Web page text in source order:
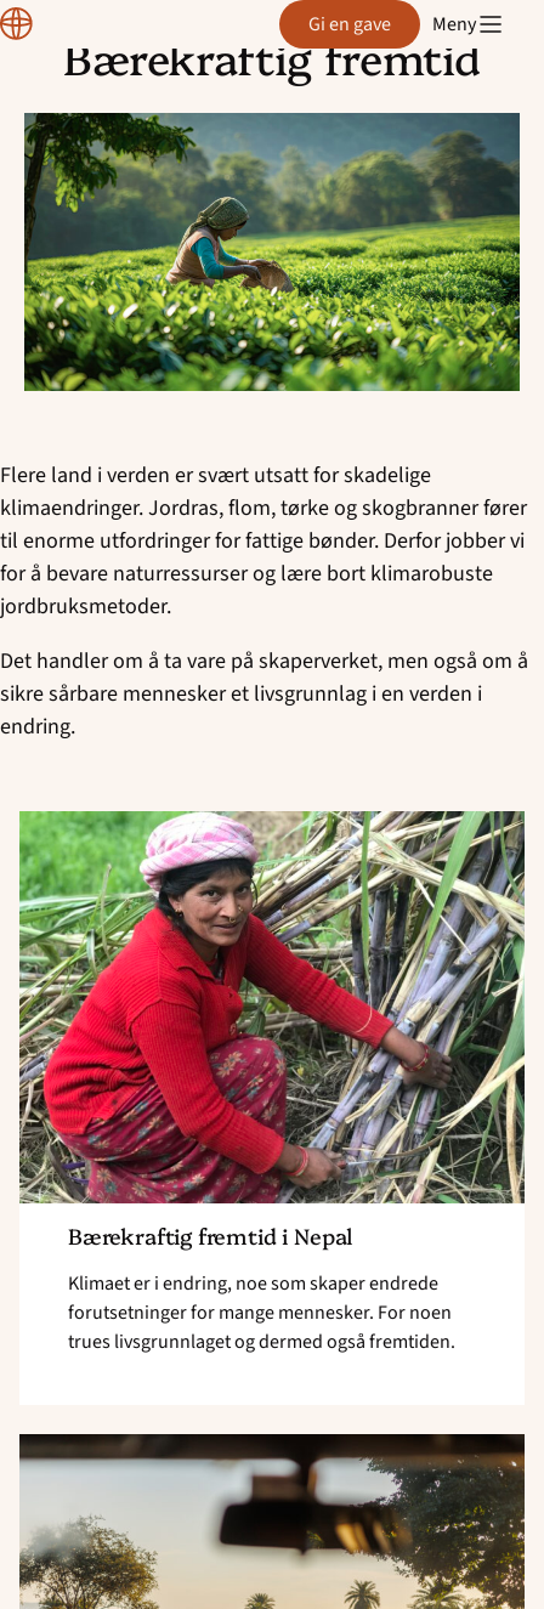
Hopp
innhold
Normisjon Gi en gave Meny
Bærekraftig fremtid
Flere land i verden er svært utsatt for skadelige
klimaendringer. Jordras, flom, tørke og skogbranner fører
til enorme utfordringer for fattige bønder. Derfor jobber vi
for å bevare naturressurser og lære bort klimarobuste
jordbruksmetoder.
Det handler om å ta vare på skaperverket, men også om å
sikre sårbare mennesker et livsgrunnlag i en verden i
endring.
Bærekraftig fremtid i Nepal
Klimaet er i endring, noe som skaper endrede
forutsetninger for mange mennesker. For noen
trues livsgrunnlaget og dermed også fremtiden.
Read
article
"Bærekraftig
fremtid
i
Nepal"
article
"Bærekraftig
fremtid
i
India"